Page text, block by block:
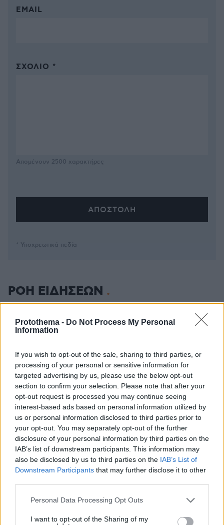
Protothema - Do Not Process My Personal
Information
If you wish to opt-out of the sale, sharing to third parties, or
processing of your personal or sensitive information for
targeted advertising by us, please use the below opt-out
section to confirm your selection. Please note that after your
opt-out request is processed you may continue seeing
interest-based ads based on personal information utilized by
us or personal information disclosed to third parties prior to
your opt-out. You may separately opt-out of the further
disclosure of your personal information by third parties on the
IAB’s list of downstream participants. This information may
also be disclosed by us to third parties on the IAB’s List of
Downstream Participants that may further disclose it to other
Please note that this website/app uses one or more Google
not limited to your visit or usage behaviour. You may click to
Personal Data Processing Opt Outs
I want to opt-out of the Sharing of my
EMAIL
ΣΧΌΛΙΟ *
Απομένουν 2500 χαρακτήρες
* Υποχρεωτικά πεδία
ΡΟΗ ΕΙΔΗΣΕΩΝ
Καλογερόπουλο: Δεν θα ξεχάσω ποτέ τι σήμανε η κάθε
του εμφάνιση στην καρδιά μου
πριν 6 λεπτά
Για επτάωρη συνάντηση με τον Χαμενεΐ, μίλησε ο
Πεζεσκιάν: «Ενότητα» φέρεται να ζήτησε ο ανώτατος
ηγέτης του Ιράν
πριν 9 λεπτά
Πώς διασώθηκε ο 33χρονος από τον βράχο των 20
μέτρων στη Μήλο, δείτε φωτογραφίες από την
επιχείρηση στη Φυριπλάκα
πριν 10 λεπτά
πριν 13 λεπτά
Τα 5 πράγματα που δεν πρέπει να κάνετε ποτέ με τα